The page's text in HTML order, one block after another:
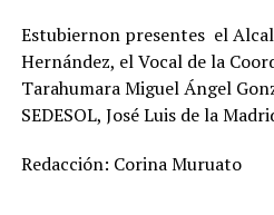
Estubiernon presentes el
Hernández, el Vocal de la
Tarahumara Miguel Ángel
SEDESOL, José Luis de la
Redacción: Corina Muruato